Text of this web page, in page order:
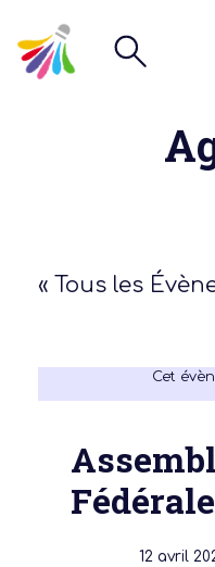
« Tous les
Cet
Fédérale
12 avril